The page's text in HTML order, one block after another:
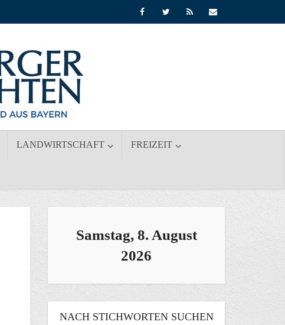
LANDWIRTSCHAFT FREIZEIT
Samstag, 8. August
2026
NACH STICHWORTEN SUCHEN